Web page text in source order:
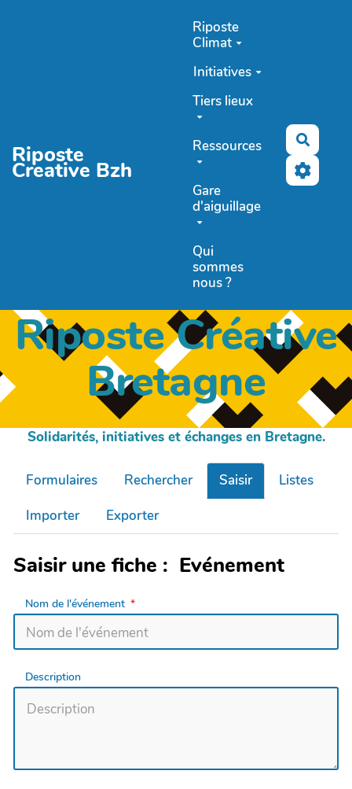
Riposte
Creative Bzh
Riposte
Climat
Initiatives
Tiers lieux
Ressources
Gare
d'aiguillage
Qui
sommes
nous ?
Riposte Créative
Bretagne
Solidarités, initiatives et échanges en Bretagne.
Formulaires Rechercher Saisir
Listes
Importer
Exporter
Saisir une fiche : Evénement
Nom de l'événement
Description